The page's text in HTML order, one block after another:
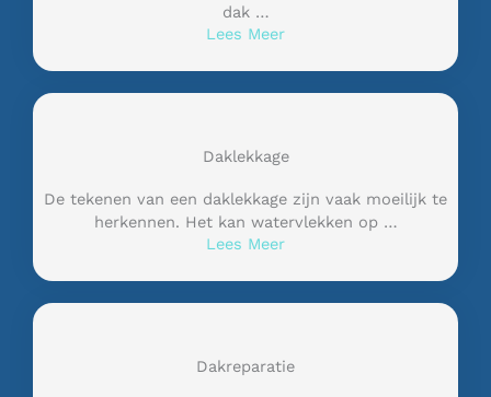
dak …
Lees Meer
Daklekkage
De tekenen van een daklekkage zijn vaak moeilijk te
herkennen. Het kan watervlekken op …
Lees Meer
Dakreparatie